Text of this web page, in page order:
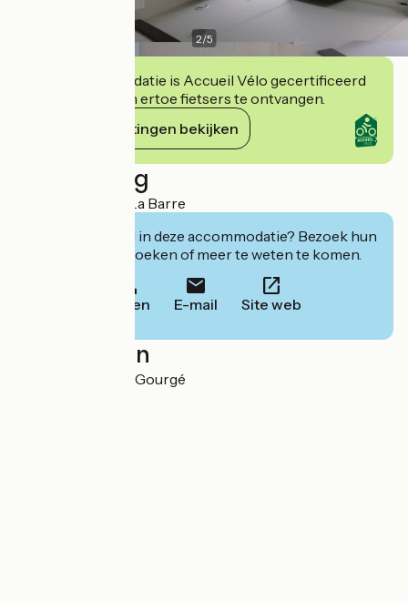
2/5
Deze accommodatie is Accueil Vélo gecertificeerd
en verbindt zich ertoe fietsers te ontvangen.
Haar verplichtingen bekijken
Beschrijving
The Domaine de La Barre
Geïnteresseerd in deze accommodatie? Bezoek hun
website om te boeken of meer te weten te komen.
Bellen E-mail Site web
Localisation
2 La Barre 79200 Gourgé